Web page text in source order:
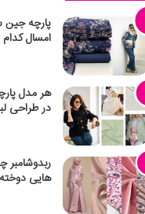
پارچه جین
امسال
هر مدل
در طراحی
ربدوشامبر
هایی